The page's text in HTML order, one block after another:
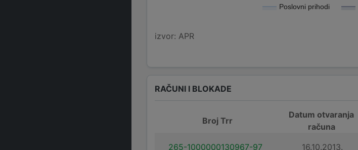
Poslovni prihodi
izvor: APR
RAČUNI I BLOKADE
Broj Trr
Datum otvaranja
računa
265-1000000130967-97
16.10.2013.